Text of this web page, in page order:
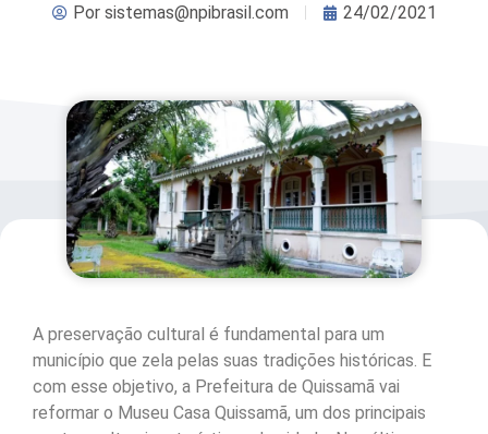
Porsistemas@npibrasil.com 24/02/2021
A preservação cultural é fundamental para um
município que zela pelas suas tradições históricas. E
com esse objetivo, a Prefeitura de Quissamã vai
reformar o Museu Casa Quissamã, um dos principais